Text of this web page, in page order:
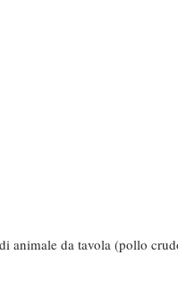
animale da tavola (pollo